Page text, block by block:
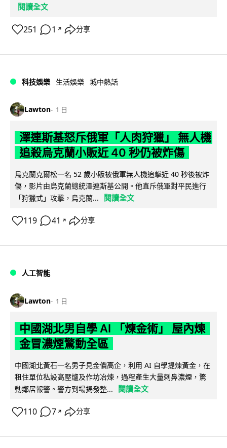
閱讀全文
251 1 ↗ 分享
科技娛樂 生活娛樂 城中熱話
Lawton 1 日
澤連斯基怒斥俄軍「人肉狩獵」 無人機
追殺烏克蘭小販近 40 秒仍被炸傷
烏克蘭克爾松一名 52 歲小販被俄軍無人機追擊近 40 秒後被炸
傷，影片由烏克蘭總統澤連斯基公開。他直斥俄軍對平民進行
「狩獵式」攻擊，烏克蘭...
閱讀全文
119 41 ↗ 分享
人工智能
Lawton 1 日
中國湖北男自學 AI 「煉金術」 屋內煉
金冒濃煙驚動全區
中國湖北黃石一名男子見金價高企，利用 AI 自學提煉黃金，在
租住單位私設高壓爐及作坊冶煉，過程產生大量刺鼻濃煙，驚
動鄰居報警。警方到場揭發整...
閱讀全文
110 7 ↗ 分享